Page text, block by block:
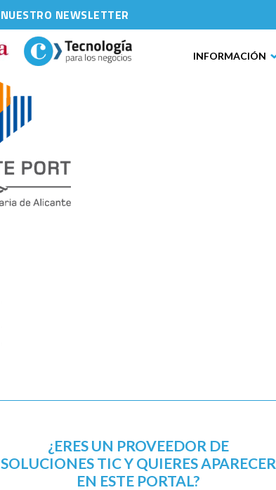
NEWSLETTER
INFORMACIÓN
¿ERES UN PROVEEDOR DE
SOLUCIONES TIC Y QUIERES APARECER
EN ESTE PORTAL?